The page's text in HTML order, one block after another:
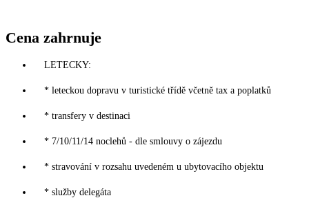
Cena zahrnuje
LETECKY:
* leteckou dopravu v turistické třídě včetně tax a poplatků
* transfery v destinaci
* 7/10/11/14 noclehů - dle smlouvy o zájezdu
* stravování v rozsahu uvedeném u ubytovacího objektu
* služby delegáta